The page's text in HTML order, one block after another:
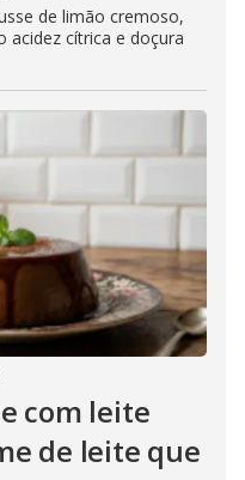
de limão cremoso,
acidez cítrica e doçura
com leite
de leite que